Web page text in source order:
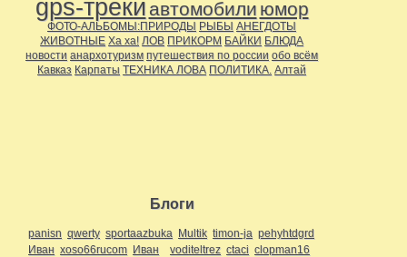
gps-треки автомобили юмор
ФОТО-АЛЬБОМЫ:ПРИРОДЫ РЫБЫ АНЕГДОТЫ
ЖИВОТНЫЕ Ха ха! ЛОВ ПРИКОРМ БАЙКИ БЛЮДА
новости анархотуризм путешествия по россии обо всём
Кавказ Карпаты ТЕХНИКА ЛОВА ПОЛИТИКА. Алтай
Блоги
panisn qwerty sportaazbuka Multik timon-ja pehyhtdgrd
Иван xoso66rucom Иван voditeltrez ctaci clopman16